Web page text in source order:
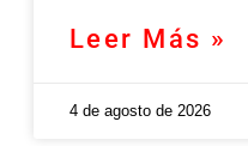
Leer Más »
4 de agosto de 2026